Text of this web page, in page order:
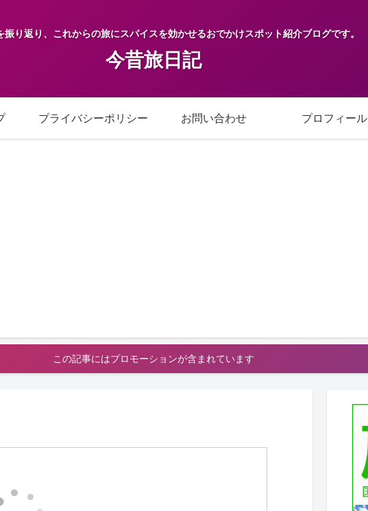
振り返り、これからの旅にスパイスを効かせるおでかけスポット紹介ブログです。
今昔旅日記
プライバシーポリシー お問い合わせ プロフィール
この記事にはプロモーションが含まれています